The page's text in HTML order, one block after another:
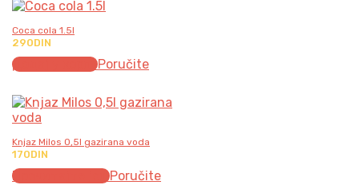
Coca cola 1.5l
290DIN
Додај у корпуPoručite
Knjaz Milos 0,5l gazirana voda
170DIN
Прочитајте јошPoručite